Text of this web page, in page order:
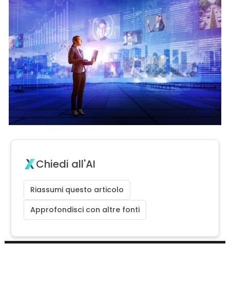
Chiedi all'AI
Riassumi questo articolo
Approfondisci con altre fonti